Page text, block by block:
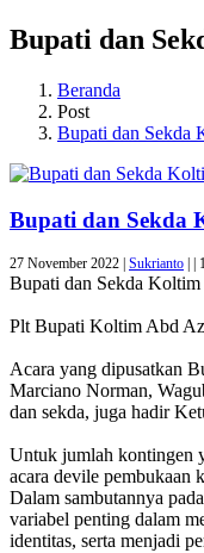
Bupati dan
Beranda
Post
Bupati dan Sekda
Bupati dan Sekda
27 November 2022 | Sukrianto
Bupati dan Sekda
Plt Bupati Koltim Abd
Acara yang dipusatkan
Marciano Norman,
dan sekda, juga hadir
Untuk jumlah kontingen
acara devile pembukaan
Dalam sambutannya
variabel penting dalam
identitas, serta menjadi